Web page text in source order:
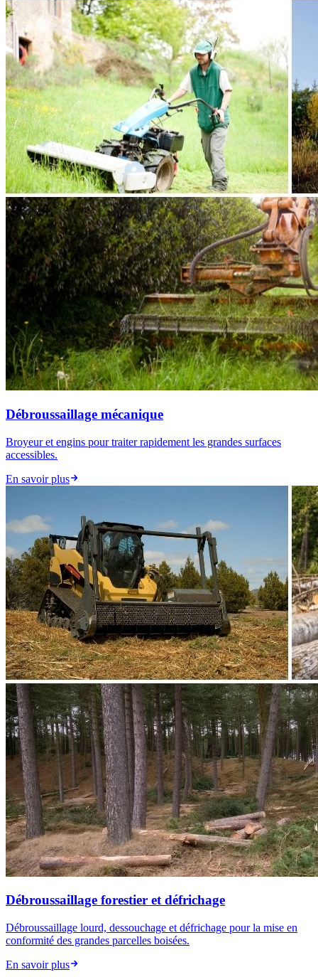
Débroussaillage mécanique
Broyeur et engins pour traiter rapidement les grandes surfaces
accessibles.
En savoir plus
Débroussaillage forestier et défrichage
Débroussaillage lourd, dessouchage et défrichage pour la mise en
conformité des grandes parcelles boisées.
En savoir plus